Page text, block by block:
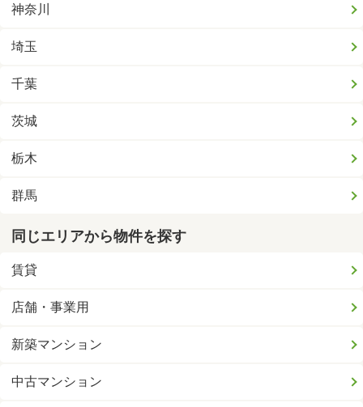
神奈川
埼玉
千葉
茨城
栃木
群馬
同じエリアから物件を探す
賃貸
店舗・事業用
新築マンション
中古マンション